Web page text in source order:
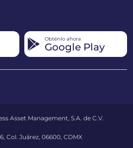
Obténlo ahora
Google Play
Asset Management, S.A. de C.V.
Col. Juárez, 06600, CDMX